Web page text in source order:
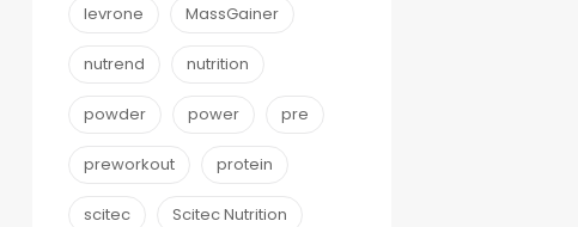
levrone MassGainer
nutrend nutrition
powder power pre
preworkout protein
scitec Scitec Nutrition